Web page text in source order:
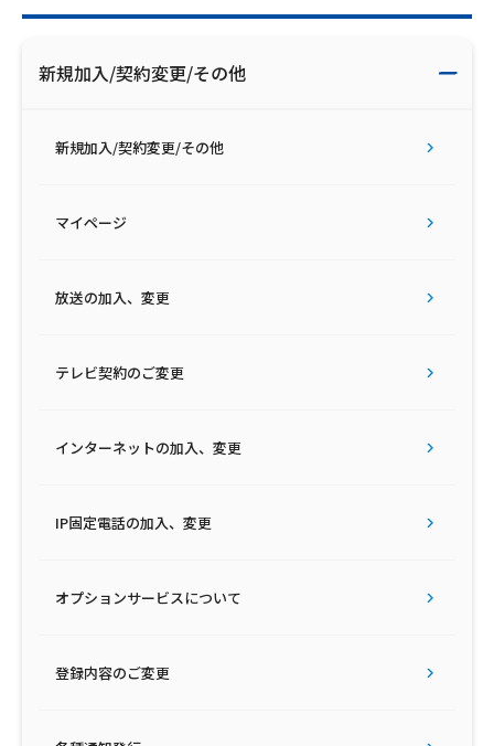
新規加入/契約変更/その他
新規加入/契約変更/その他
マイページ
放送の加入、変更
テレビ契約のご変更
インターネットの加入、変更
IP固定電話の加入、変更
オプションサービスについて
登録内容のご変更